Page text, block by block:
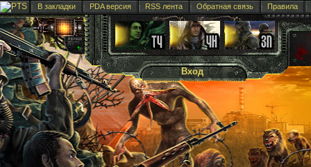
В закладки PDA версия RSS лента Обратная связь Правила
Вход